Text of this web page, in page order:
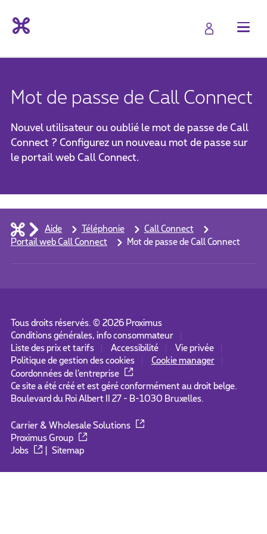
Mot de passe de Call Connect
Nouvel utilisateur ou oublié le mot de passe de Call
Connect ? Configurez un nouveau mot de passe sur
le portail web Call Connect.
Aide Téléphonie
Call Connect
Portail web Call Connect
Mot de passe de Call Connect
Tous droits réservés. © 2026Proximus
Conditions générales, info consommateur
Liste des prix et tarifs
Accessibilité
Vie privée
Politique de gestion des cookies
Cookie manager
Coordonnées de l’entreprise
Ce site a été créé et est géré conformément au droit belge.
Boulevard du Roi Albert II 27 - B-1030 Bruxelles.
Carrier & Wholesale Solutions
Proximus Group
Jobs
|Sitemap